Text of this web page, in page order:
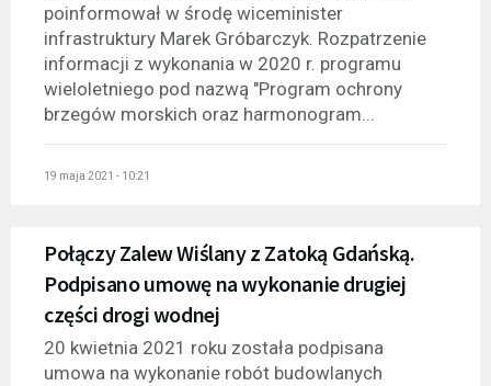
poinformował w środę wiceminister
infrastruktury Marek Gróbarczyk. Rozpatrzenie
informacji z wykonania w 2020 r. programu
wieloletniego pod nazwą "Program ochrony
brzegów morskich oraz harmonogram...
19 maja 2021 - 10:21
Połączy Zalew Wiślany z Zatoką Gdańską.
Podpisano umowę na wykonanie drugiej
części drogi wodnej
20 kwietnia 2021 roku została podpisana
umowa na wykonanie robót budowlanych